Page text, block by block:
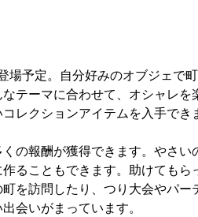
場予定。自分好みのオブジェで
テーマに合わせて、オシャレ
レクションアイテムを入手でき
の報酬が獲得できます。やさい
ることもできます。助けてもら
を訪問したり、つり大会やパー
会いがまっています。